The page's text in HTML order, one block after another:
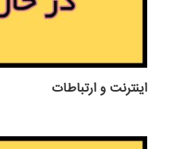
اينترنت و ارتباطات